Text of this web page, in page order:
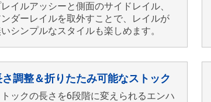
イルアッシーと側面のサイドレイル、
ダーレイルを取外すことで、レイルが
シンプルなスタイルも楽しめます。
さ調整＆折りたたみ可能なストック
ックの長さを6段階に変えられるエンハ